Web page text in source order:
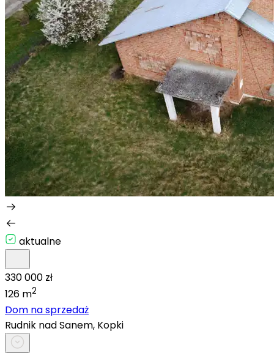
aktualne
330 000 zł
126 m2
Dom na sprzedaż
Rudnik nad Sanem, Kopki